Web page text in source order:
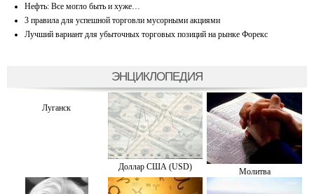
Нефть: Все могло быть и хуже…
3 правила для успешной торговли мусорными акциями
Лучший вариант для убыточных торговых позиций на рынке Форекс
ЭНЦИКЛОПЕДИЯ
Луганск
Доллар США (USD)
Молитва